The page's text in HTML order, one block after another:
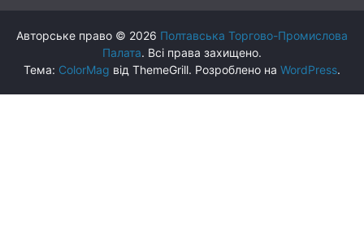
Авторське право © 2026 Полтавська Торгово-Промислова
Палата. Всі права захищено.
Тема: ColorMag від ThemeGrill. Розроблено на WordPress.